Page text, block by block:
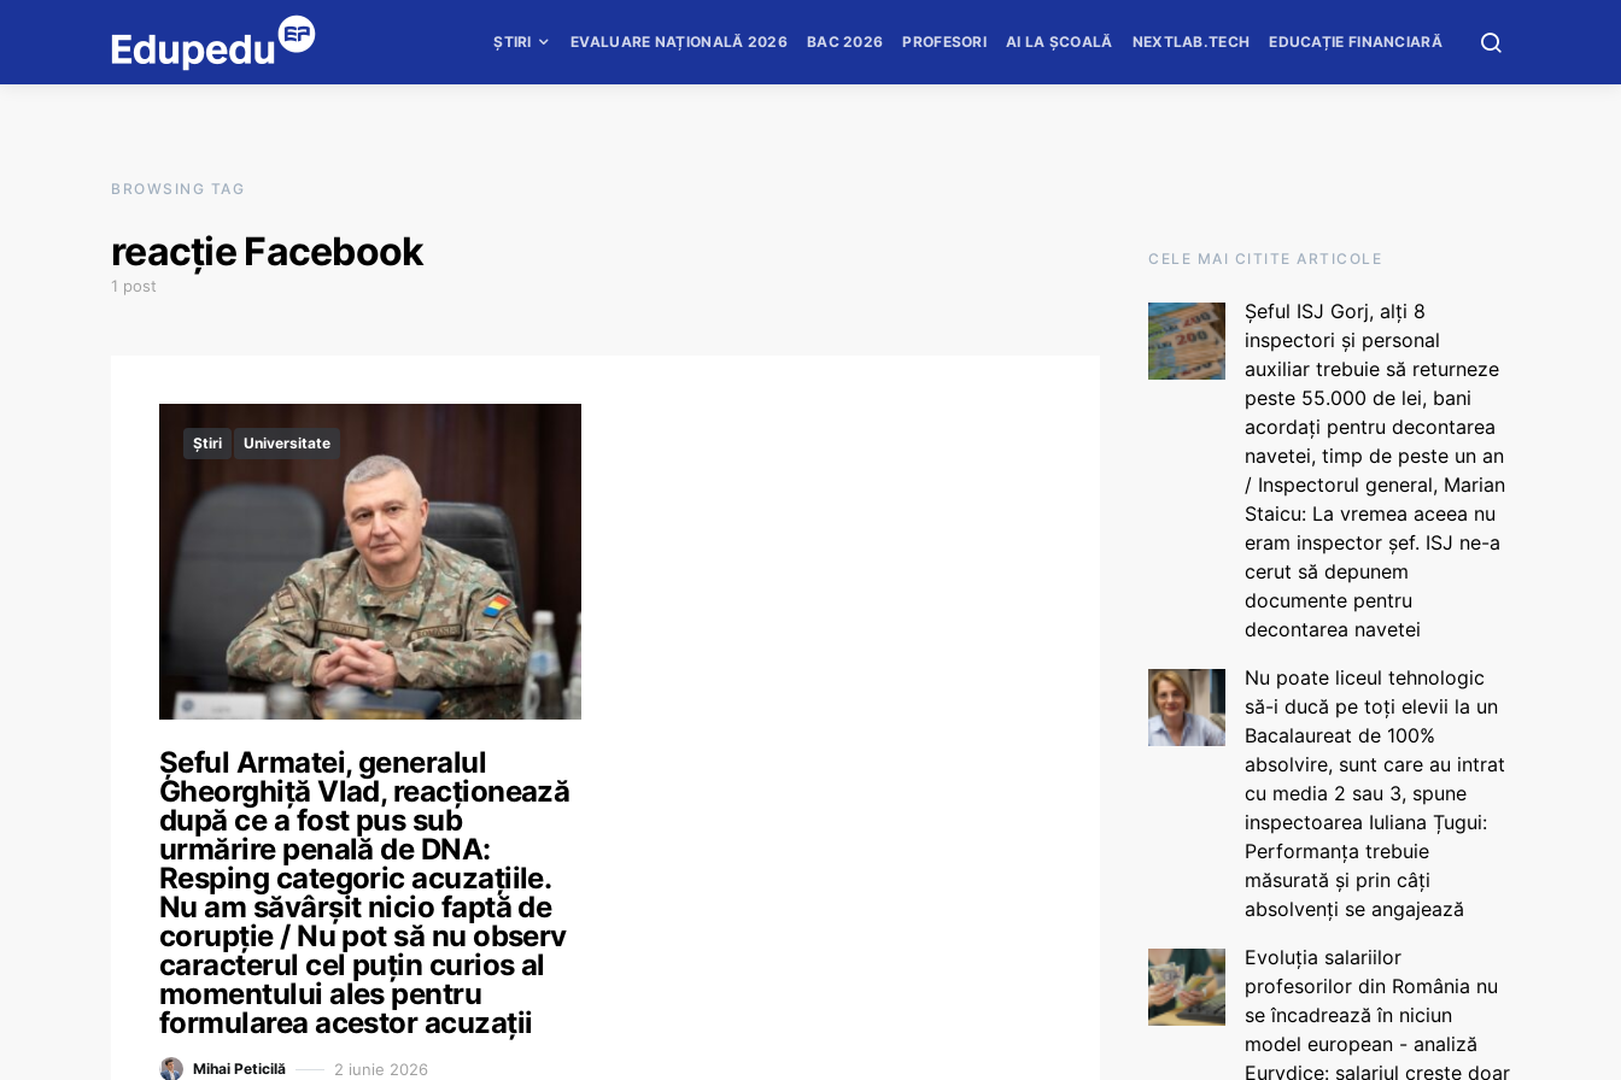
ȘTIRI EVALUARE NAȚIONALĂ 2026 BAC 2026 PROFESORI AI LA ȘCOALĂ NEXTLAB.TECH EDUCAȚIE FINANCIARĂ
BROWSING TAG
reacție Facebook
1 post
Știri Universitate
Șeful Armatei, generalul
Gheorghiță Vlad, reacționează
după ce a fost pus sub
urmărire penală de DNA:
Resping categoric acuzațiile.
Nu am săvârșit nicio faptă de
corupție / Nu pot să nu observ
caracterul cel puțin curios al
momentului ales pentru
formularea acestor acuzații
Mihai Peticilă 2 iunie 2026
CELE MAI CITITE ARTICOLE
Șeful ISJ Gorj, alți 8
inspectori și personal
auxiliar trebuie să returneze
peste 55.000 de lei, bani
acordați pentru decontarea
navetei, timp de peste un an
/ Inspectorul general, Marian
Staicu: La vremea aceea nu
eram inspector șef. ISJ ne-a
cerut să depunem
documente pentru
decontarea navetei
Nu poate liceul tehnologic
să-i ducă pe toți elevii la un
Bacalaureat de 100%
absolvire, sunt care au intrat
cu media 2 sau 3, spune
inspectoarea Iuliana Țugui:
Performanța trebuie
măsurată și prin câți
absolvenți se angajează
Evoluția salariilor
profesorilor din România nu
se încadrează în niciun
model european - analiză
Eurydice: salariul crește doar